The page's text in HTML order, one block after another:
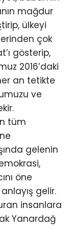
mağdur
ülkeyi
çok
gösterip,
2016’daki
an tetikte
ve
tüm
gelenin
öne
gelir.
insanlara
Yanardağ